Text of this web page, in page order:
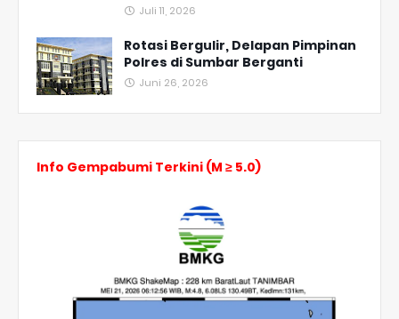
Juli 11, 2026
Rotasi Bergulir, Delapan Pimpinan
Polres di Sumbar Berganti
Juni 26, 2026
Info Gempabumi Terkini (M ≥ 5.0)